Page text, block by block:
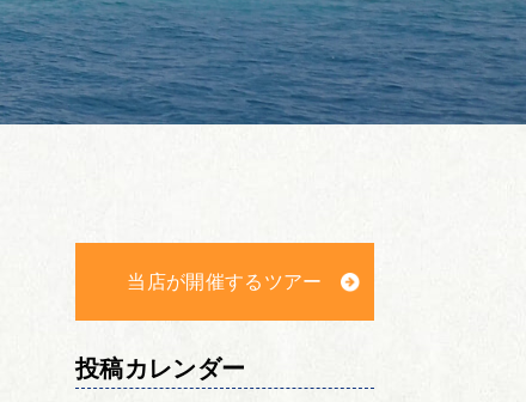
当店が開催するツアー
投稿カレンダー